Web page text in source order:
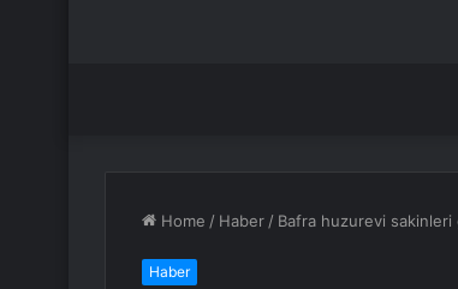
Home / Haber / Bafra huzurevi sakinleri
Haber